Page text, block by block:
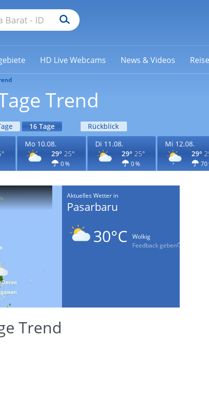
HD Live Webcams News & Videos
Trend
16 Tage
Rückblick
Mo 10.08.
29° 25°
0 %
Di 11.08.
29° 25°
0 %
Mi 12.08.
29°
70
Aktuelles Wetter in
Pasarbaru
30°C
Wolkig
Feedback geben
Trend